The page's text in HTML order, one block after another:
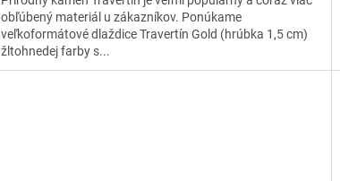
obľúbený materiál u zákazníkov. Ponúkame
veľkoformátové dlaždice Travertín Gold (hrúbka 1,5 cm)
žltohnedej farby s...